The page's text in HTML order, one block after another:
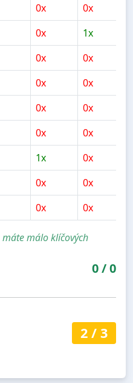
0x 0x
0x 1x
0x 0x
0x 0x
0x 0x
0x 0x
1x 0x
0x 0x
0x 0x
málo klíčových
0/0
2/ 3